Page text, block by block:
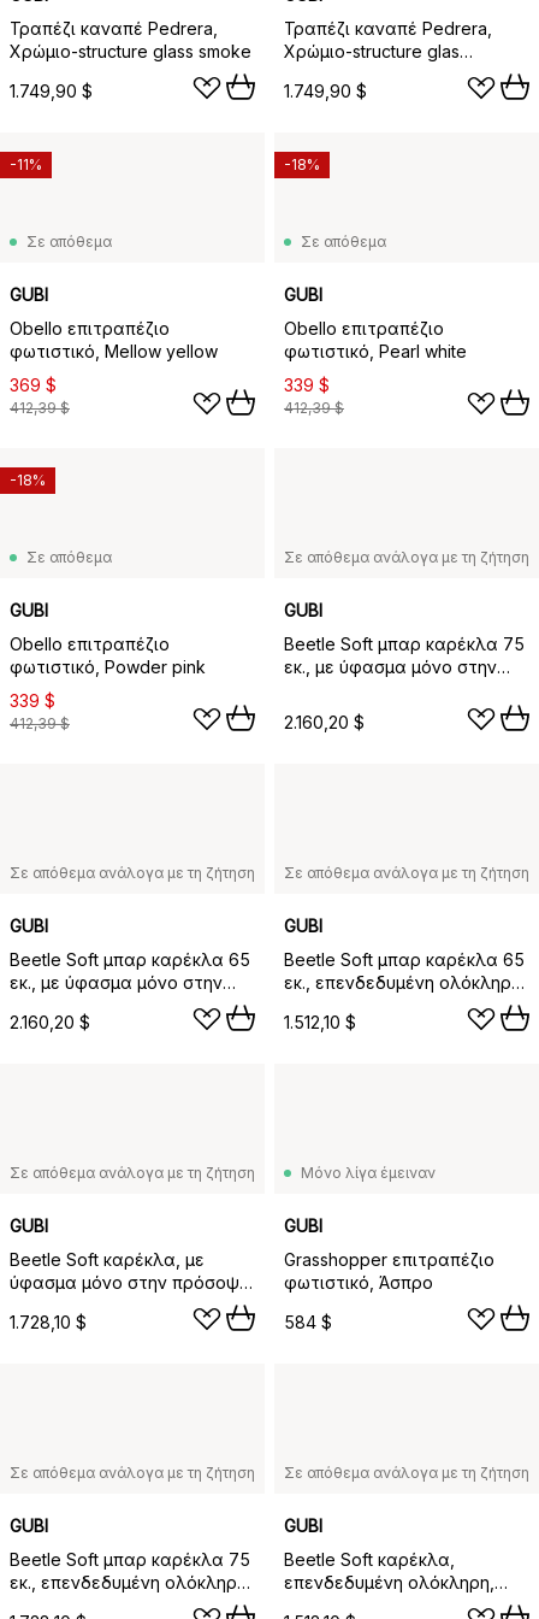
Τραπέζι καναπέ Pedrera,
Χρώμιο-structure glass smoke
1.749,90 $
Τραπέζι καναπέ Pedrera,
Χρώμιο-structure glas
1.749,90 $
Σε απόθεμα
GUBI
Obello επιτραπέζιο
φωτιστικό, Mellow yellow
369 $
412,39 $
-11%
Σε απόθεμα
GUBI
Obello επιτραπέζιο
φωτιστικό, Pearl white
339 $
412,39 $
-18%
Σε απόθεμα
GUBI
Obello επιτραπέζιο
φωτιστικό, Powder pink
339 $
412,39 $
-18%
Σε απόθεμα ανάλογα με τη ζήτηση
GUBI
Beetle Soft μπαρ καρέκλα 75
εκ., με ύφασμα μόνο στην
132, βαμμένο καρυδί-μαύρο
χρώμιο
2.160,20 $
Σε απόθεμα ανάλογα με τη ζήτηση
GUBI
Beetle Soft μπαρ καρέκλα 65
εκ., με ύφασμα μόνο στην
πρόσοψη, Belsuede Dedar
132, βαμμένο καρυδί-μαύρο
2.160,20 $
Σε απόθεμα ανάλογα με τη ζήτηση
GUBI
Beetle Soft μπαρ καρέκλα 65
εκ., επενδεδυμένη ολόκληρη,
Sunday Dedar 112, αντικέ
μπρούτζινο
1.512,10 $
Σε απόθεμα ανάλογα με τη ζήτηση
GUBI
Beetle Soft καρέκλα, με
ύφασμα μόνο στην πρόσοψη,
Belsuede Dedar 132, ματ
βαμμένο καρυδί-μαύρο
1.728,10 $
Μόνο λίγα έμειναν
GUBI
Grasshopper επιτραπέζιο
φωτιστικό, Άσπρο
584 $
Σε απόθεμα ανάλογα με τη ζήτηση
GUBI
Beetle Soft μπαρ καρέκλα 75
εκ., επενδεδυμένη ολόκληρη,
Sunday Dedar 112, αντικέ
Σε απόθεμα ανάλογα με τη ζήτηση
GUBI
Beetle Soft καρέκλα,
επενδεδυμένη ολόκληρη,
Sunday Dedar 112, αντικέ